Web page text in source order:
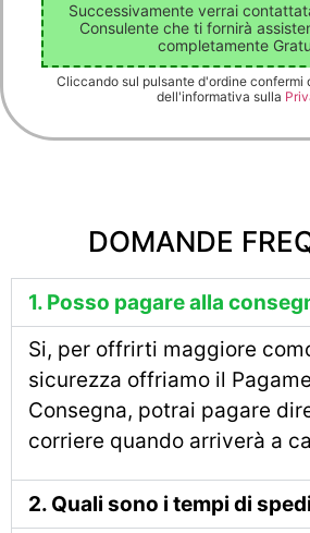
Successivamente verrai
Consulente che ti fornirà
completamente
Cliccando sul pulsante d'ordine confermi
dell'informativa sulla
DOMANDE
1. Posso pagare alla
Si, per offrirti maggiore
sicurezza offriamo il
Consegna, potrai pagare
corriere quando arriverà a
2. Quali sono i tempi di